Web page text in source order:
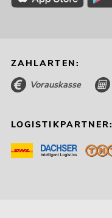
ZAHLARTEN:
Vorauskasse
LOGISTIKPARTNER: